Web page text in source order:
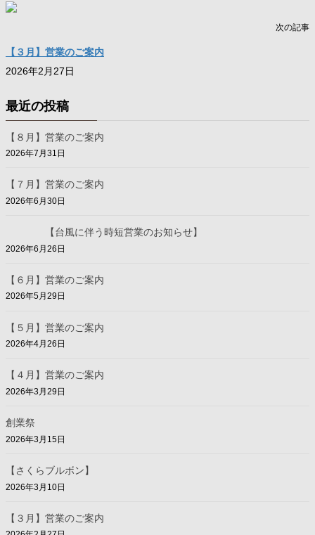
次の記事
【３月】営業のご案内
2026年2月27日
最近の投稿
【８月】営業のご案内
2026年7月31日
【７月】営業のご案内
2026年6月30日
【台風に伴う時短営業のお知らせ】
2026年6月26日
【６月】営業のご案内
2026年5月29日
【５月】営業のご案内
2026年4月26日
【４月】営業のご案内
2026年3月29日
創業祭
2026年3月15日
【さくらブルボン】
2026年3月10日
【３月】営業のご案内